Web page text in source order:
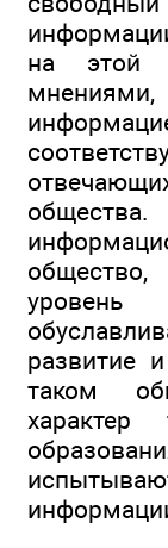
на этой
мнениями,
развитие
таком
характер